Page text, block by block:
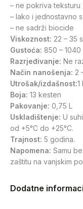
– ne pokriva teksturu
– lako i jednostavno
– ne sadrži biocide
Viskoznost: 22 – 35
Gustoća: 850 – 1040
Razrjeđivanje: Ne
Način nanošenja: 2
Utrošak/izdašnost:1
Boja: 13 kesten
Pakovanje: 0,75 L
Uskladištenje: U
od +5°C do +25°C.
Trajnost: 5 godina.
Napomena: Samu
zaštitu na vanjskim
Dodatne